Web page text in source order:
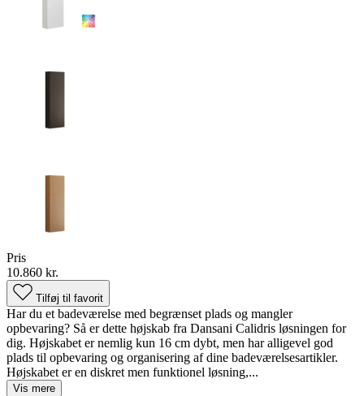
Pris
10.860 kr.
Tilføj til favorit
Har du et badeværelse med begrænset plads og mangler
opbevaring? Så er dette højskab fra Dansani Calidris løsningen for
dig. Højskabet er nemlig kun 16 cm dybt, men har alligevel god
plads til opbevaring og organisering af dine badeværelsesartikler.
Højskabet er en diskret men funktionel løsning,...
Vis mere